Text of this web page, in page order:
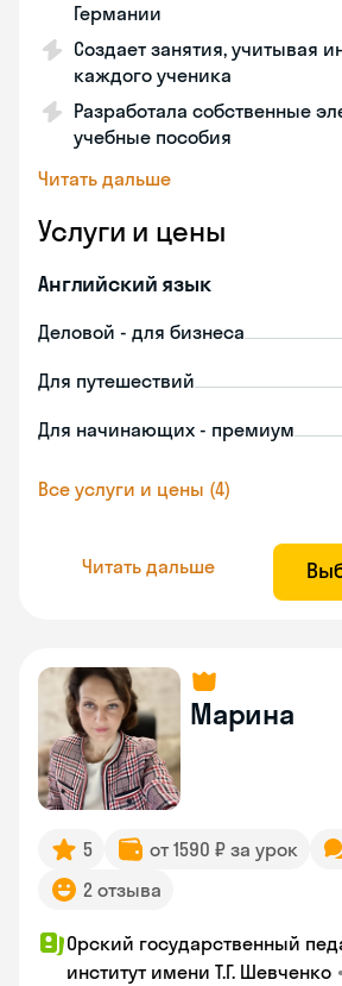
Германии
Создает занятия, учитывая
каждого ученика
Разработала собственные
учебные пособия
Читать дальше
Услуги и цены
Английский язык
Деловой - для бизнеса
Для путешествий
Для начинающих - премиум
Все услуги и цены (4)
Читать дальше
Марина
5 от 1590 ₽ за урок
2 отзыва
Орский государственный
институт имени Т.Г. Шевченко •